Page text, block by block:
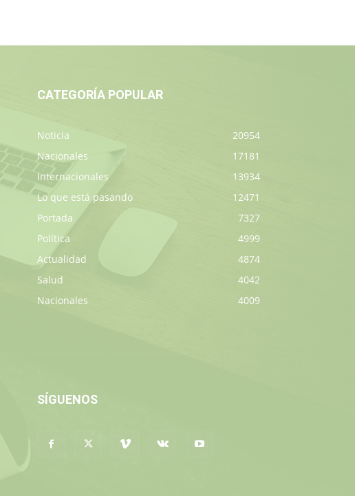
CATEGORÍA POPULAR
Noticia
20954
Nacionales
17181
Internacionales
13934
Lo que está pasando
12471
Portada
7327
Política
4999
Actualidad
4874
Salud
4042
Nacionales
4009
SÍGUENOS